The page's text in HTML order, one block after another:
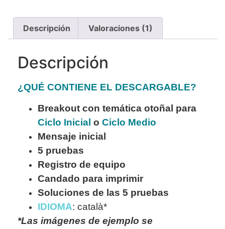
Descripción Valoraciones (1)
Descripción
¿QUÉ CONTIENE EL DESCARGABLE?
Breakout con temática otoñal para
Ciclo Inicial o Ciclo Medio
Mensaje inicial
5 pruebas
Registro de equipo
Candado para imprimir
Soluciones de las 5 pruebas
IDIOMA: català*
*Las imágenes de ejemplo se